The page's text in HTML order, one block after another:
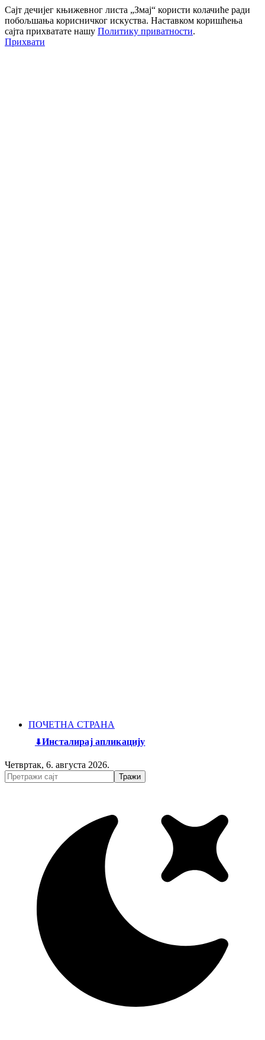
Сајт дечијег књижевног листа „Змај“ користи колачиће ради
побољшања корисничког искуства. Наставком коришћења
сајта прихватате нашу Политику приватности.
Прихвати
ПОЧЕТНА СТРАНА
Инсталирај апликацију
Четвртак, 6. августа 2026.